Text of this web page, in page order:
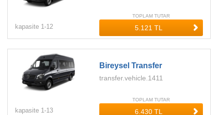
kapasite 1-12
TOPLAM TUTAR
Bireysel Transfer
transfer.vehicle.1411
kapasite 1-13
TOPLAM TUTAR